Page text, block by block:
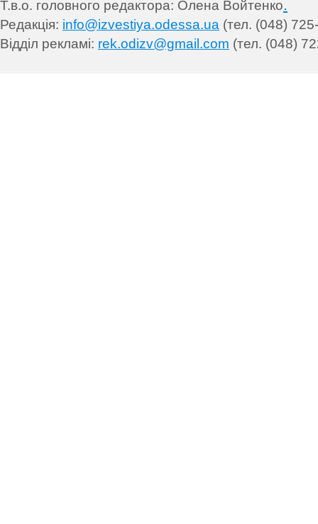
Т.в.о. головного редактора: Олена Войтенко.
Редакція: info@izvestiya.odessa.ua (тел. (048)
Відділ рекламі: rek.odizv@gmail.com (тел. (048)